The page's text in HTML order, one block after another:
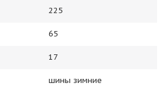
225
65
17
шины зимние